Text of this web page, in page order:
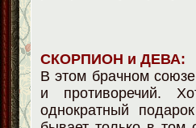
СКОРПИОН и ДЕВА:
В этом брачном
и противоречий.
однократный